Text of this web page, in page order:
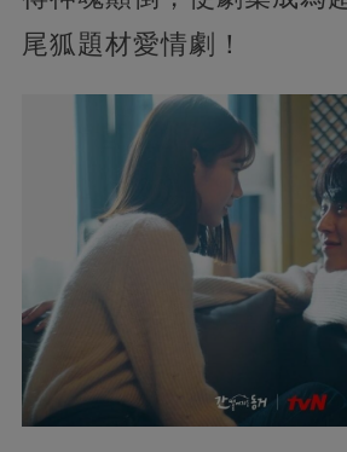
尾狐題材愛情劇！